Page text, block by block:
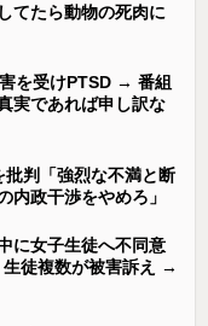
てたら動物の死肉に
を受けPTSD → 番組
実であれば申し訳な
批判「強烈な不満と断
内政干渉をやめろ」
に女子生徒へ不同意
徒複数が被害訴え →